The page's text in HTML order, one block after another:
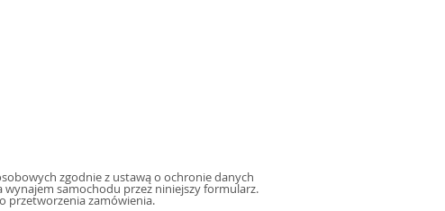
zgodnie z ustawą o ochronie danych
wynajem samochodu przez niniejszy formularz.
przetworzenia zamówienia.